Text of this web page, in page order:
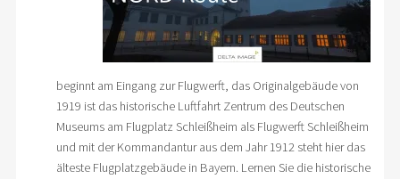
beginnt am Eingang zur Flugwerft, das Originalgebäude von
1919 ist das historische Luftfahrt Zentrum des Deutschen
Museums am Flugplatz Schleißheim als Flugwerft Schleißheim
und mit der Kommandantur aus dem Jahr 1912 steht hier das
älteste Flugplatzgebäude in Bayern. Lernen Sie die historische